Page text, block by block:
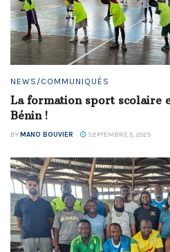
NEWS/COMMUNIQUÉS
La formation sport scolaire
Bénin !
BYMANO BOUVIER SEPTEMBRE 5, 2025